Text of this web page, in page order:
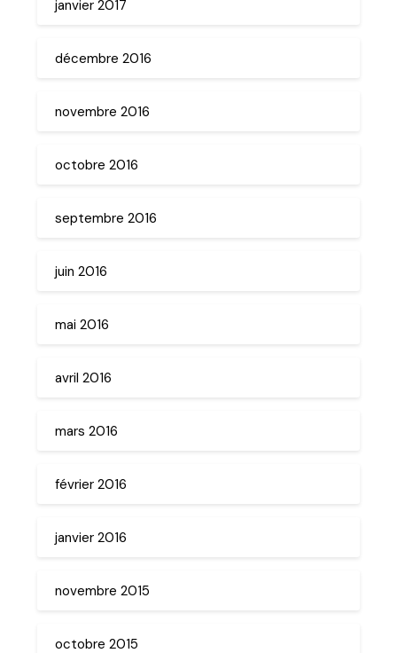
janvier 2017
décembre 2016
novembre 2016
octobre 2016
septembre 2016
juin 2016
mai 2016
avril 2016
mars 2016
février 2016
janvier 2016
novembre 2015
octobre 2015